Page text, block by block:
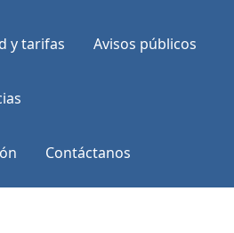
y tarifas Avisos públicos
Contáctanos